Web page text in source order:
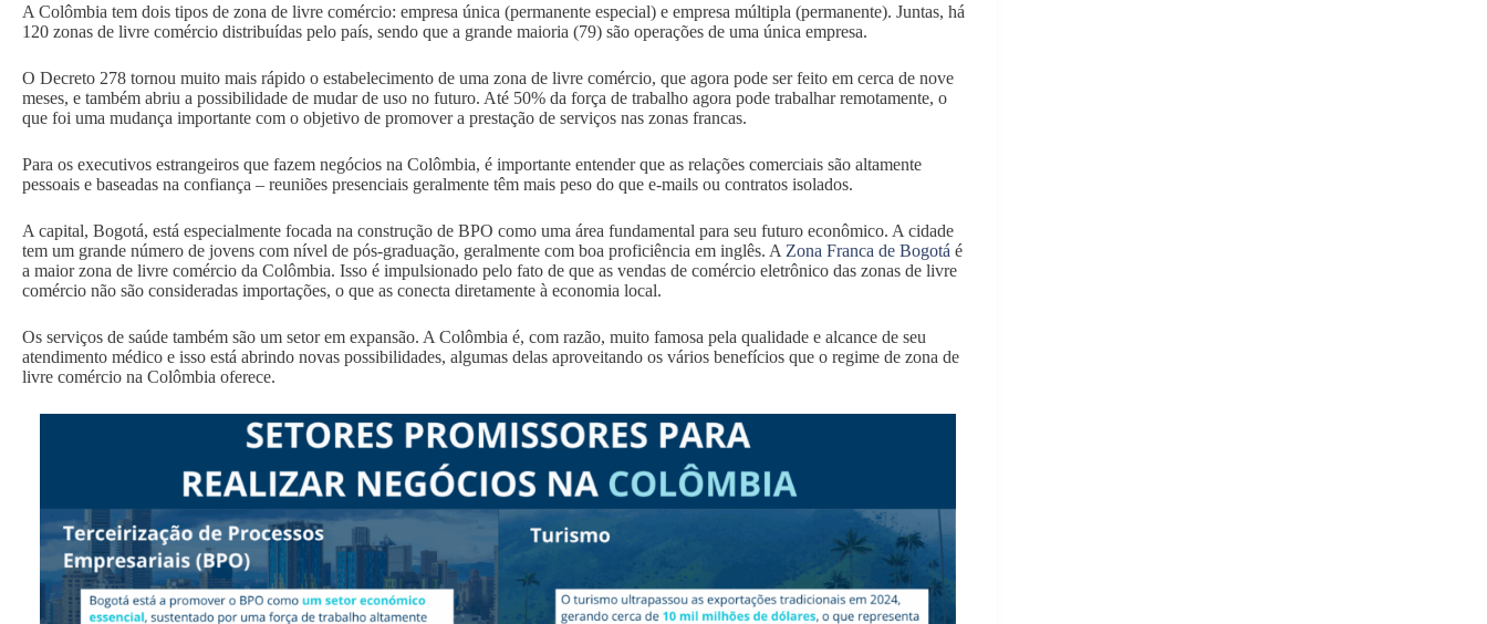
A Colômbia tem dois tipos de zona de livre comércio: empresa única (permanente especial) e empresa múltipla (permanente). Juntas, há
120 zonas de livre comércio distribuídas pelo país, sendo que a grande maioria (79) são operações de uma única empresa.
O Decreto 278 tornou muito mais rápido o estabelecimento de uma zona de livre comércio, que agora pode ser feito em cerca de nove
meses, e também abriu a possibilidade de mudar de uso no futuro. Até 50% da força de trabalho agora pode trabalhar remotamente, o
que foi uma mudança importante com o objetivo de promover a prestação de serviços nas zonas francas.
Para os executivos estrangeiros que fazem negócios na Colômbia, é importante entender que as relações comerciais são altamente
pessoais e baseadas na confiança – reuniões presenciais geralmente têm mais peso do que e-mails ou contratos isolados.
A capital, Bogotá, está especialmente focada na construção de BPO como uma área fundamental para seu futuro econômico. A cidade
tem um grande número de jovens com nível de pós-graduação, geralmente com boa proficiência em inglês. A Zona Franca de Bogotá é
a maior zona de livre comércio da Colômbia. Isso é impulsionado pelo fato de que as vendas de comércio eletrônico das zonas de livre
comércio não são consideradas importações, o que as conecta diretamente à economia local.
Os serviços de saúde também são um setor em expansão. A Colômbia é, com razão, muito famosa pela qualidade e alcance de seu
atendimento médico e isso está abrindo novas possibilidades, algumas delas aproveitando os vários benefícios que o regime de zona de
livre comércio na Colômbia oferece.